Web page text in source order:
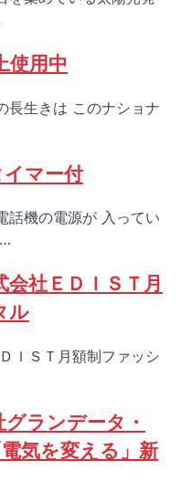
使用中
長生きは このナショナ
イマー付
話機の電源が 入ってい
会社ＥＤＩＳＴ月
ル
ＩＳＴ月額制ファッシ
グランデータ・
気を変える」新